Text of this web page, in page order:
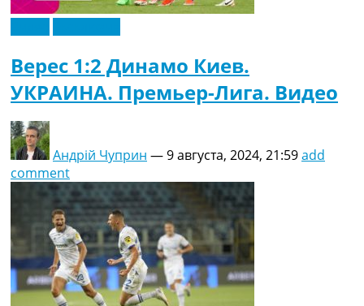
Верес 1:2 Динамо Киев.
УКРАИНА. Премьер-Лига. Видео
Андрій Чуприн —9 августа, 2024, 21:59add
comment